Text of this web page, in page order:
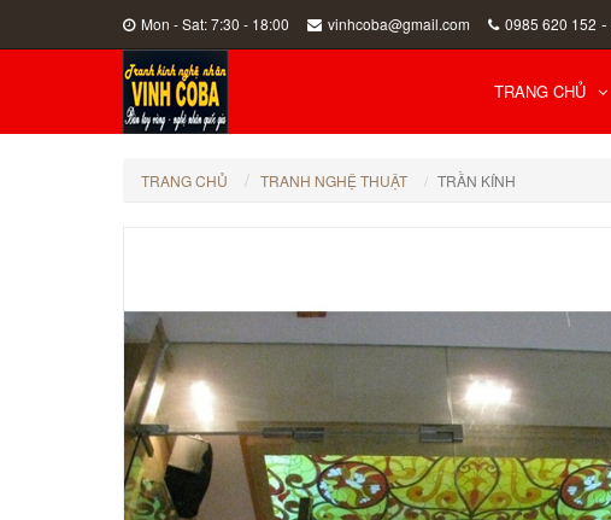
Mon - Sat: 7:30 - 18:00 vinhcoba@gmail.com 0985 620 152 -
TRANG CHỦ
TRANG CHỦ TRANH NGHỆ THUẬT TRẦN KÍNH